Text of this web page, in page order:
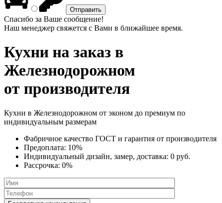
Спасибо за Ваше сообщение!
Наш менеджер свяжется с Вами в ближайшее время.
Кухни на заказ в
Железнодорожном
от производителя
Кухни в Железнодорожном от эконом до премиум по
индивидуальным размерам
Фабричное качество ГОСТ и гарантия от производителя
Предоплата: 10%
Индивидуальный дизайн, замер, доставка: 0 руб.
Рассрочка: 0%